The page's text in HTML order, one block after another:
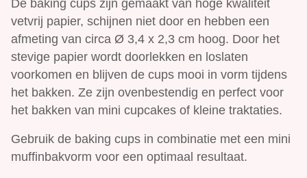
De baking cups zijn gemaakt van hoge kwaliteit
vetvrij papier, schijnen niet door en hebben een
afmeting van circa Ø 3,4 x 2,3 cm hoog. Door het
stevige papier wordt doorlekken en loslaten
voorkomen en blijven de cups mooi in vorm tijdens
het bakken. Ze zijn ovenbestendig en perfect voor
het bakken van mini cupcakes of kleine traktaties.
Gebruik de baking cups in combinatie met een mini
muffinbakvorm voor een optimaal resultaat.